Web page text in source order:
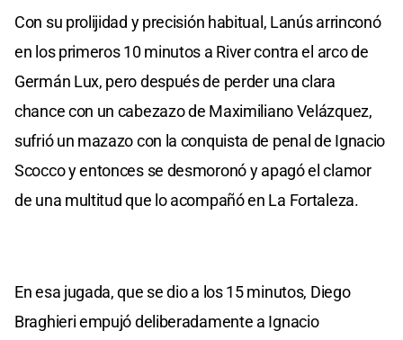
Con su prolijidad y precisión habitual, Lanús arrinconó
en los primeros 10 minutos a River contra el arco de
Germán Lux, pero después de perder una clara
chance con un cabezazo de Maximiliano Velázquez,
sufrió un mazazo con la conquista de penal de Ignacio
Scocco y entonces se desmoronó y apagó el clamor
de una multitud que lo acompañó en La Fortaleza.
En esa jugada, que se dio a los 15 minutos, Diego
Braghieri empujó deliberadamente a Ignacio